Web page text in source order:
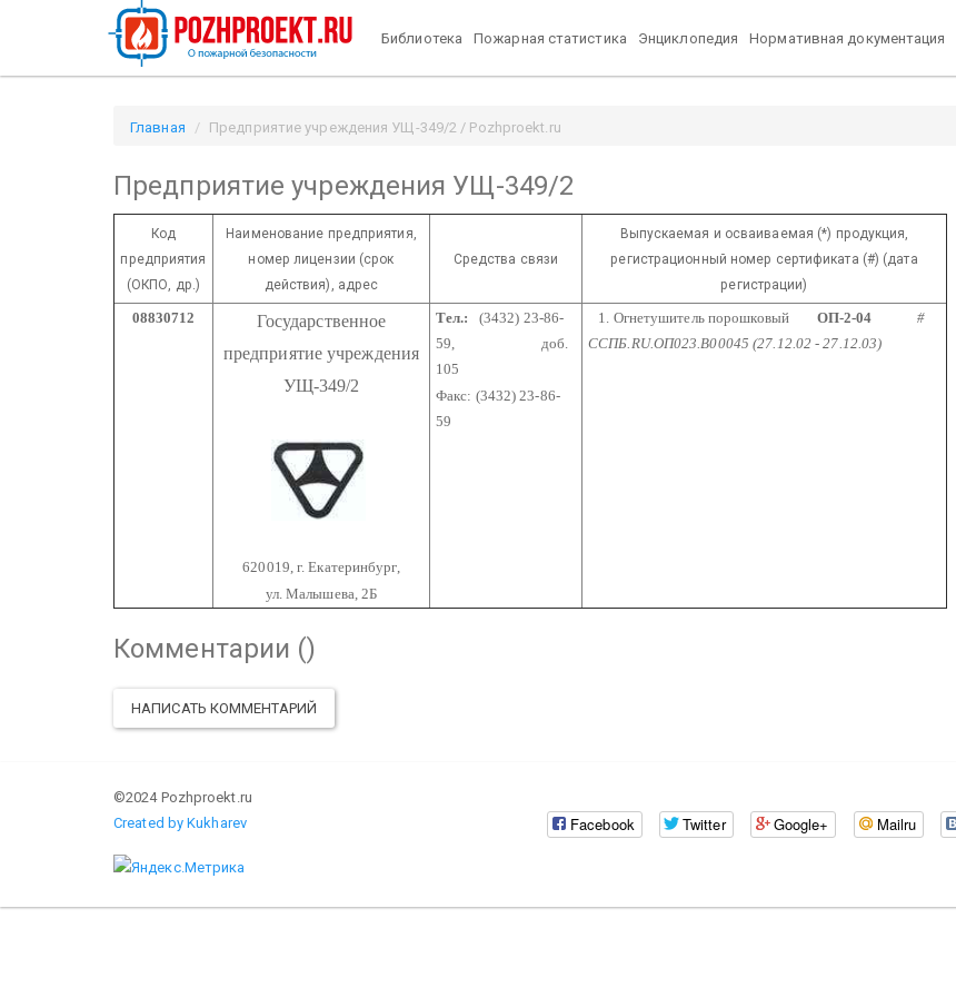
Библиотека Пожарная статистика Энциклопедия Нормативная документация
Главная Предприятие учреждения УЩ-349/2 / Pozhproekt.ru
Предприятие учреждения УЩ-349/2
Код
предприятия
(ОКПО, др.)
Наименование предприятия,
номер лицензии (срок
действия), адрес
Средства связи
Выпускаемая и осваиваемая (*) продукция,
регистрационный номер сертификата (#) (дата
регистрации)
08830712
Государственное
предприятие учреждения
УЩ-349/2
620019, г. Екатеринбург,
ул. Малышева, 2Б
Тел.:
(3432) 23-86-
59,
доб.
105
Факс: (3432) 23-86-
59
1. Огнетушитель порошковый ОП-2-04
#
ССПБ.RU.ОП023.В00045 (27.12.02 - 27.12.03)
Комментарии ()
НАПИСАТЬ КОММЕНТАРИЙ
©2024 Pozhproekt.ru
Created by Kukharev
Facebook Twitter Google+ Mailru